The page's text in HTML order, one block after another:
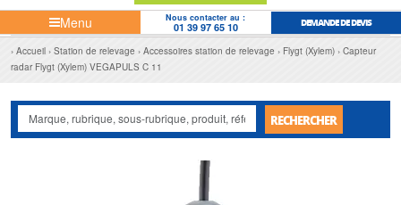
Menu Nous contacter au :
01 39 97 65 10 DEMANDE DE DEVIS
Accueil Station de relevage Accessoires station de relevage Flygt (Xylem)
Capteur
radar Flygt (Xylem) VEGAPULS C 11
RECHERCHER